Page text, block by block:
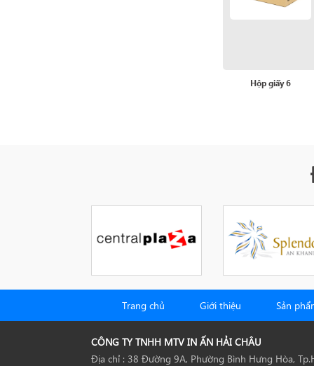
Hộp giấy 6
Trang chủ Giới thiệu Sản
CÔNG TY TNHH MTV IN ẤN HẢI CHÂU
Địa chỉ : 38 Đường 9A, Phường Bình Hưng Hòa,